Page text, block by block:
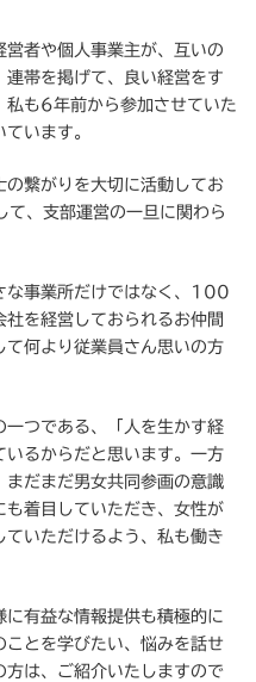
者や個人事業主が、互いの
帯を掲げて、良い経営をす
私も6年前から参加させていた
います。
繋がりを大切に活動してお
、支部運営の一旦に関わら
な事業所だけではなく、100
を経営しておられるお仲間
て何より従業員さん思いの方
一つである、「人を生かす経
るからだと思います。一方
まだまだ男女共同参画の意識
も着目していただき、女性が
いただけるよう、私も働き
有益な情報提供も積極的に
とを学びたい、悩みを話せ
方は、ご紹介いたしますので